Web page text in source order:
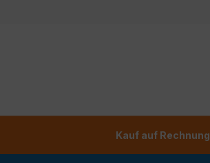
Kauf auf Rechnung